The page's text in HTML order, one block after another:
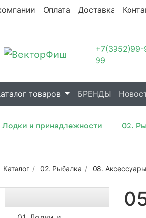
Оплата Доставка
+7(3952)99-
99
товаров БРЕНДЫ
Лодки и принадлежности 02.
Каталог 02. Рыбалка 08. Аксессуары